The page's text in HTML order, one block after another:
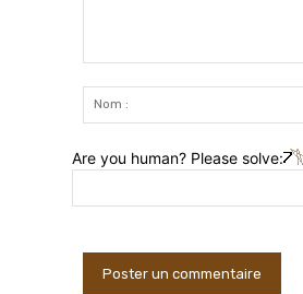
Are you human? Please solve: